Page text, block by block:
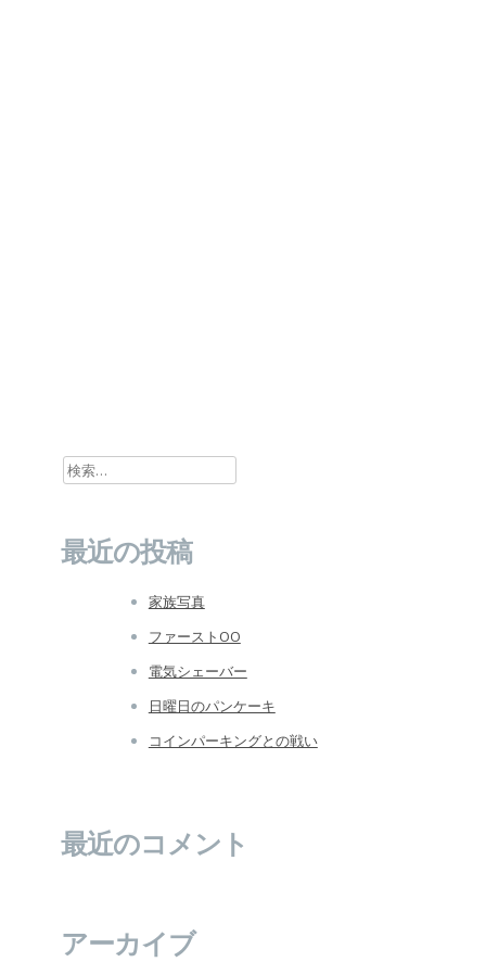
検索:
最近の投稿
家族写真
ファーストOO
電気シェーバー
日曜日のパンケーキ
コインパーキングとの戦い
最近のコメント
アーカイブ